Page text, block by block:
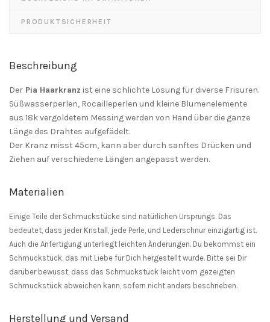
PRODUKTSICHERHEIT
Beschreibung
Der Pia Haarkranz ist eine schlichte Lösung für diverse Frisuren.
Süßwasserperlen, Rocailleperlen und kleine Blumenelemente
aus 18k vergoldetem Messing werden von Hand über die ganze
Länge des Drahtes aufgefädelt.
Der Kranz misst 45cm, kann aber durch sanftes Drücken und
Ziehen auf verschiedene Längen angepasst werden.
Materialien
Einige Teile der Schmuckstücke sind natürlichen Ursprungs. Das
bedeutet, dass jeder Kristall, jede Perle, und Lederschnur einzigartig ist.
Auch die Anfertigung unterliegt leichten Änderungen. Du bekommst ein
Schmuckstück, das mit Liebe für Dich hergestellt wurde. Bitte sei Dir
darüber bewusst, dass das Schmuckstück leicht vom gezeigten
Schmuckstück abweichen kann, sofern nicht anders beschrieben.
Herstellung und Versand